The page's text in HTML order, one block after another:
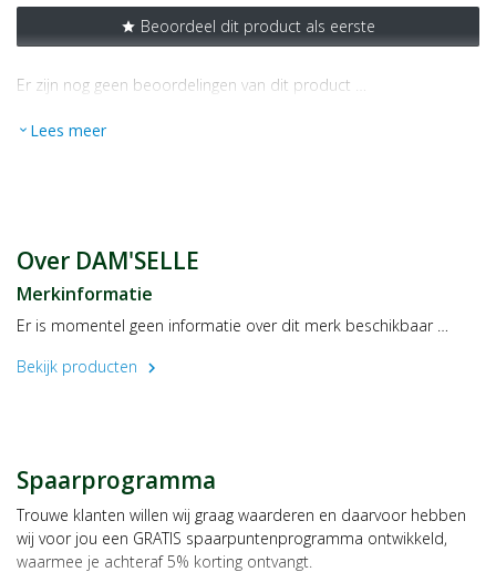
star Beoordeel dit product als eerste
Er zijn nog geen beoordelingen van dit product …
expand_more Lees meer
Over DAM'SELLE
Merkinformatie
Er is momentel geen informatie over dit merk beschikbaar …
Bekijk producten
chevron_right
Spaarprogramma
Trouwe klanten willen wij graag waarderen en daarvoor hebben
wij voor jou een GRATIS spaarpuntenprogramma ontwikkeld,
waarmee je achteraf 5% korting ontvangt.